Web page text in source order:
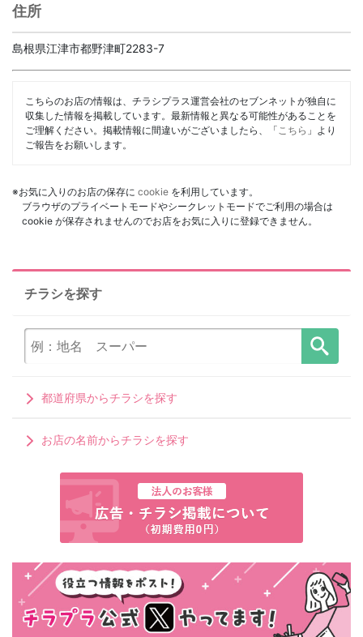
住所
島根県江津市都野津町2283-7
こちらのお店の情報は、チラシプラス運営会社のセブンネットが独自に
収集した情報を掲載しています。最新情報と異なる可能性があることを
ご理解ください。掲載情報に間違いがございましたら、「 こちら 」より
ご報告をお願いします。
※お気に入りのお店の保存に cookie を利用しています。
ブラウザのプライベートモードやシークレットモードでご利用の場合は
cookie が保存されませんのでお店をお気に入りに登録できません。
チラシを探す
都道府県からチラシを探す
お店の名前からチラシを探す